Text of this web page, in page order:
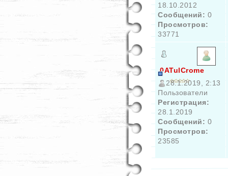
18.10.2012
Сообщений: 0
Просмотров:
33771
0ATulCrome
28.1.2019, 2:13
Пользователи
Регистрация:
28.1.2019
Сообщений: 0
Просмотров:
23585